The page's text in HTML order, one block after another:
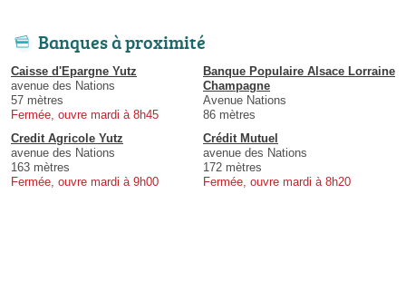
Banques à proximité
Caisse d'Epargne Yutz
avenue des Nations
57 mètres
Fermée, ouvre mardi à 8h45
Banque Populaire Alsace Lorraine
Champagne
Avenue Nations
86 mètres
Credit Agricole Yutz
avenue des Nations
163 mètres
Fermée, ouvre mardi à 9h00
Crédit Mutuel
avenue des Nations
172 mètres
Fermée, ouvre mardi à 8h20